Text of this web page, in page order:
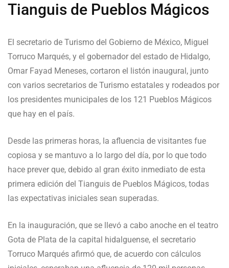
Tianguis de Pueblos Mágicos
El secretario de Turismo del Gobierno de México, Miguel
Torruco Marqués, y el gobernador del estado de Hidalgo,
Omar Fayad Meneses, cortaron el listón inaugural, junto
con varios secretarios de Turismo estatales y rodeados por
los presidentes municipales de los 121 Pueblos Mágicos
que hay en el país.
Desde las primeras horas, la afluencia de visitantes fue
copiosa y se mantuvo a lo largo del día, por lo que todo
hace prever que, debido al gran éxito inmediato de esta
primera edición del Tianguis de Pueblos Mágicos, todas
las expectativas iniciales sean superadas.
En la inauguración, que se llevó a cabo anoche en el teatro
Gota de Plata de la capital hidalguense, el secretario
Torruco Marqués afirmó que, de acuerdo con cálculos